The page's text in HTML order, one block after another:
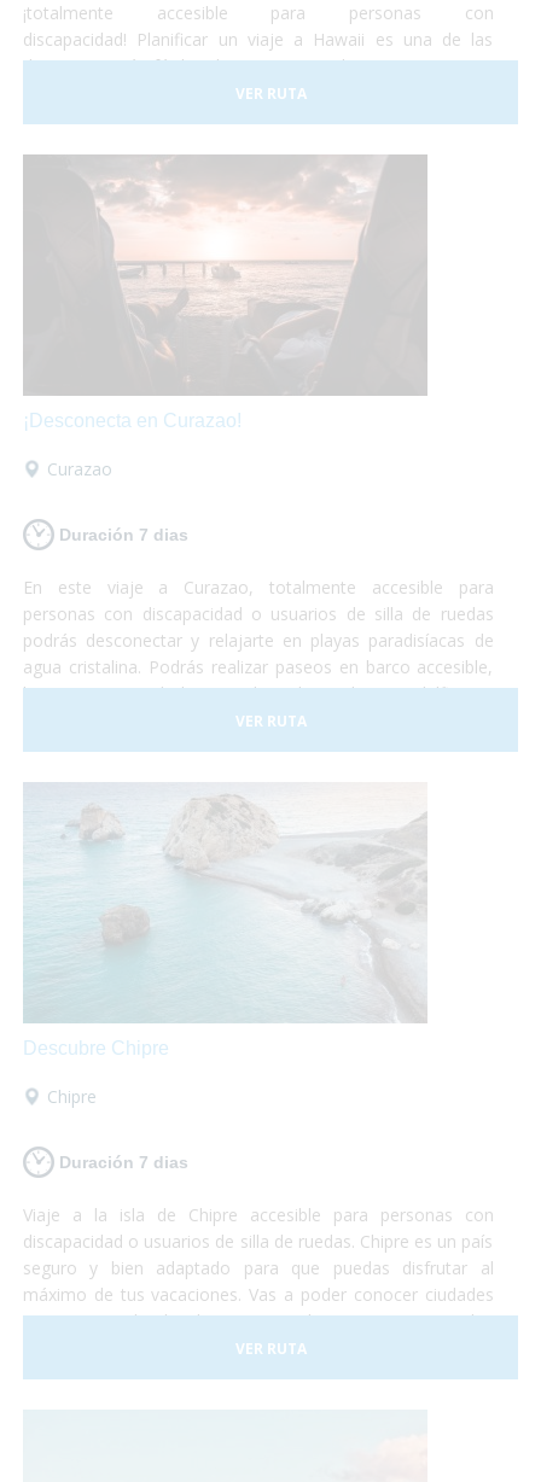
¡totalmente accesible para personas con
discapacidad! Planificar un viaje a Hawaii es una de las
decisiones más fáciles de tomar... Simplemente porque es
un lugar increíble que permite cualquier tipo de
experiencia. Todo esto, de la mano de una cultura antigua
¡una experiencia única e inolvidable!
VER RUTA
¡Desconecta en Curazao!
Curazao
Duración 7 dias
En este viaje a Curazao, totalmente accesible para
personas con discapacidad o usuarios de silla de ruedas
podrás desconectar y relajarte en playas paradisíacas de
agua cristalina. Podrás realizar paseos en barco accesible,
hacer un curso de buceo adaptado, nadar con delfines y
otro montón de actividades adaptadas para personas con
discapacidad.
VER RUTA
Descubre Chipre
Chipre
Duración 7 dias
Viaje a la isla de Chipre accesible para personas con
discapacidad o usuarios de silla de ruedas. Chipre es un país
seguro y bien adaptado para que puedas disfrutar al
máximo de tus vacaciones. Vas a poder conocer ciudades
pintorescas donde degustar un buen vino, visitar las
grandes montañas de la isla, conocer la capital del país y
relajarte en alguna de las 29 playas accesibles de agua
VER RUTA